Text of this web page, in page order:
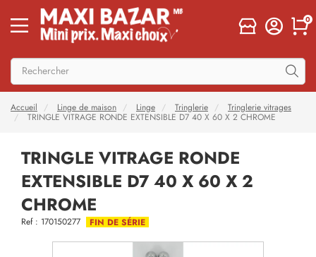
0
Accueil Linge de maison Linge Tringlerie
Tringlerie vitrages
TRINGLE VITRAGE RONDE EXTENSIBLE D7 40 X 60 X 2 CHROME
TRINGLE VITRAGE RONDE
EXTENSIBLE D7 40 X 60 X 2
CHROME
Ref : 170150277 FIN DE SÉRIE